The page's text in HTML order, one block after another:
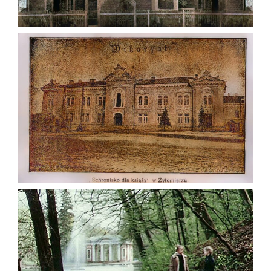
Фото Житомира період
до 1917 року,Фото
Житомира періоду від 1917
року до початку Другої
світової війни.
Leave a comment
ВІКАРІАТ (ЄПИСКОПСЬКИЙ БУДИНОК)
ЖИТОМИР НА ПОЧАТКУ XX СТ.
Фото Житомира період
до 1917 року
Leave a comment